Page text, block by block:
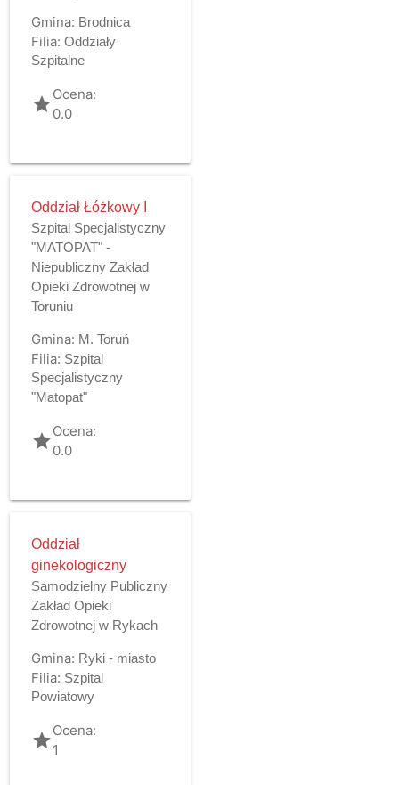
Gmina: Brodnica
Filia: Oddziały
Szpitalne
gradeOcena:
0.0
Oddział Łóżkowy I
Szpital Specjalistyczny
"MATOPAT" -
Niepubliczny Zakład
Opieki Zdrowotnej w
Toruniu
Gmina: M. Toruń
Filia: Szpital
Specjalistyczny
"Matopat"
gradeOcena:
0.0
Oddział
ginekologiczny
Samodzielny Publiczny
Zakład Opieki
Zdrowotnej w Rykach
Gmina: Ryki - miasto
Filia: Szpital
Powiatowy
gradeOcena:
1